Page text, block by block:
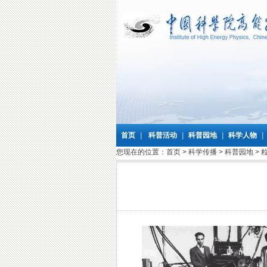
首页 科普活动 科普园地 科学人物
您现在的位置： 首页> 科学传播> 科普园地>